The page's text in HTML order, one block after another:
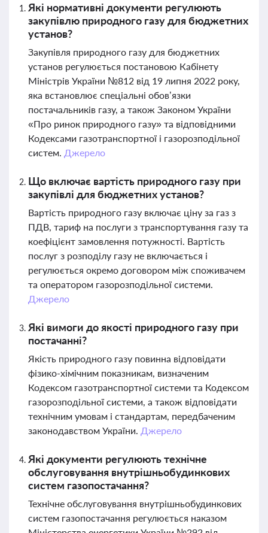
Які нормативні документи регулюють
закупівлю природного газу для бюджетних
установ?
Закупівля природного газу для бюджетних
установ регулюється постановою Кабінету
Міністрів України №812 від 19 липня 2022 року,
яка встановлює спеціальні обов’язки
постачальників газу, а також Законом України
«Про ринок природного газу» та відповідними
Кодексами газотранспортної і газорозподільної
систем. Джерело
Що включає вартість природного газу при
закупівлі для бюджетних установ?
Вартість природного газу включає ціну за газ з
ПДВ, тариф на послуги з транспортування газу та
коефіцієнт замовлення потужності. Вартість
послуг з розподілу газу не включається і
регулюється окремо договором між споживачем
та оператором газорозподільної системи.
Джерело
Які вимоги до якості природного газу при
постачанні?
Якість природного газу повинна відповідати
фізико-хімічним показникам, визначеним
Кодексом газотранспортної системи та Кодексом
газорозподільної системи, а також відповідати
технічним умовам і стандартам, передбаченим
законодавством України. Джерело
Які документи регулюють технічне
обслуговування внутрішньобудинкових
систем газопостачання?
Технічне обслуговування внутрішньобудинкових
систем газопостачання регулюється наказом